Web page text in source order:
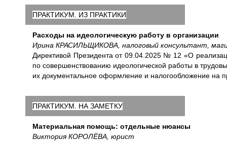
ПРАКТИКУМ. ИЗ ПРАКТИКИ
Расходы на идеологическую работу в организации
Ирина КРАСИЛЬЩИКОВА, налоговый консультант,
Директивой Президента от 09.04.2025 № 12 «О
по совершенствованию идеологической работы в
их документальное оформление и налогообложение на
ПРАКТИКУМ. НА ЗАМЕТКУ
Материальная помощь: отдельные нюансы
Виктория КОРОЛЁВА, юрист